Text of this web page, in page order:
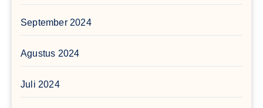
September 2024
Agustus 2024
Juli 2024